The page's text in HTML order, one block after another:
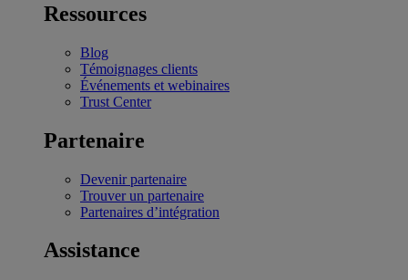
Ressources
Blog
Témoignages clients
Événements et webinaires
Trust Center
Partenaire
Devenir partenaire
Trouver un partenaire
Partenaires d’intégration
Assistance